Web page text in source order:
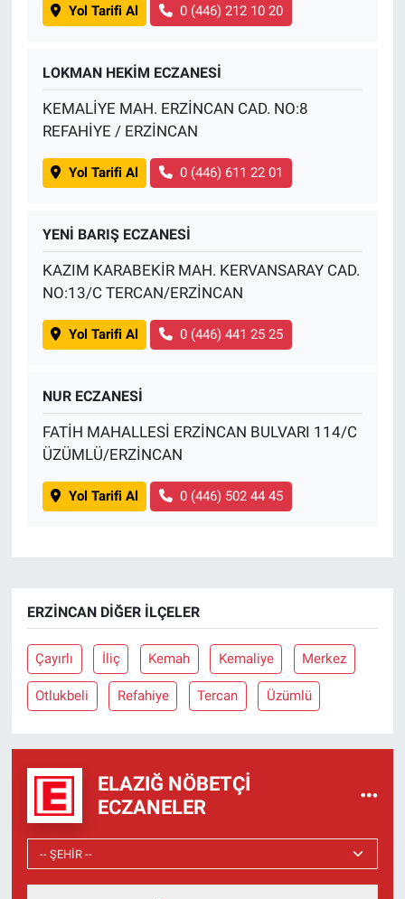
Yol Tarifi Al 0 (446) 212 10 20
LOKMAN HEKİM ECZANESİ
KEMALİYE MAH. ERZİNCAN CAD. NO:8
REFAHİYE / ERZİNCAN
Yol Tarifi Al 0 (446) 611 22 01
YENİ BARIŞ ECZANESİ
KAZIM KARABEKİR MAH. KERVANSARAY CAD.
NO:13/C TERCAN/ERZİNCAN
Yol Tarifi Al 0 (446) 441 25 25
NUR ECZANESİ
FATİH MAHALLESİ ERZİNCAN BULVARI 114/C
ÜZÜMLÜ/ERZİNCAN
Yol Tarifi Al 0 (446) 502 44 45
ERZINCAN DIĞER İLÇELER
Çayırlı İliç Kemah Kemaliye Merkez
Otlukbeli Refahiye Tercan Üzümlü
ELAZIĞ NÖBETÇI
ECZANELER